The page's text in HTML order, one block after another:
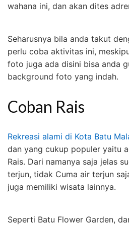
wahana ini, dan akan dites
Seharusnya bila anda takut
perlu coba aktivitas ini,
foto juga ada disini bisa anda
background foto yang indah.
Coban Rais
Rekreasi alami di Kota Batu
dan yang cukup populer yaitu
Rais. Dari namanya saja jelas
terjun, tidak Cuma air terjun
juga memiliki wisata lainnya.
Seperti Batu Flower Garden,